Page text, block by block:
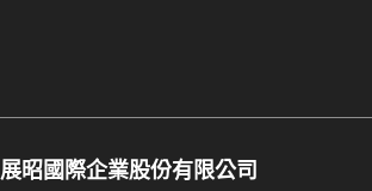
展昭國際企業股份有限公司